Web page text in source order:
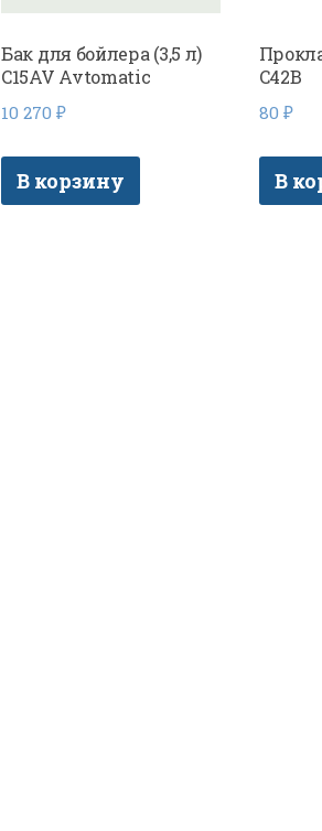
Бак для бойлера (3,5 л)
C15AV Avtomatic
10 270 ₽
В корзину
C42B
80 ₽
В